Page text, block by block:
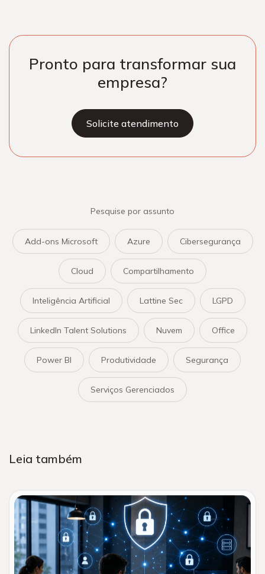
Pronto para transformar sua
empresa?
Solicite atendimento
Pesquise por assunto
Add-ons Microsoft Azure Cibersegurança
Cloud Compartilhamento
Inteligência Artificial Lattine Sec LGPD
LinkedIn Talent Solutions Nuvem Office
Power BI Produtividade Segurança
Serviços Gerenciados
Leia também